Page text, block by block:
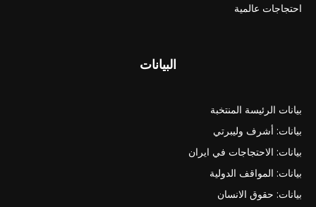
احتجاجات عالمية
البيانات
بيانات الرئيسة المنتخبة
بيانات: أشرف وليبرتي
بيانات: الاحتجاجات في ايران
بيانات: المواقف الدولية
بيانات: حقوق الانسان